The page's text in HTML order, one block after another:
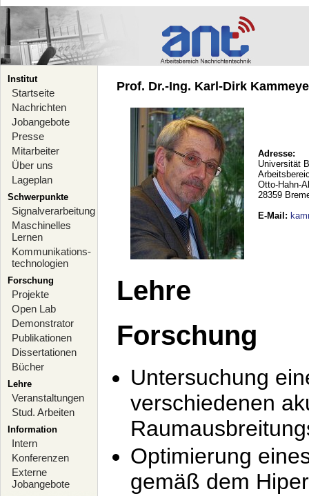
Institut
Startseite
Nachrichten
Jobangebote
Presse
Mitarbeiter
Über uns
Lageplan
Schwerpunkte
Signalverarbeitung
Maschinelles
Lernen
Kommunikations-
technologien
Forschung
Projekte
Open Lab
Demonstrator
Publikationen
Dissertationen
Bücher
Lehre
Veranstaltungen
Stud. Arbeiten
Information
Intern
Konferenzen
Externe
Jobangebote
Prof. Dr.-Ing. Karl-Dirk
Adresse:
Universität
Otto-Hahn-
28359
E-Mail :
Lehre
Forschung
Untersuchung
verschiedenen
Optimierung
gemäß dem